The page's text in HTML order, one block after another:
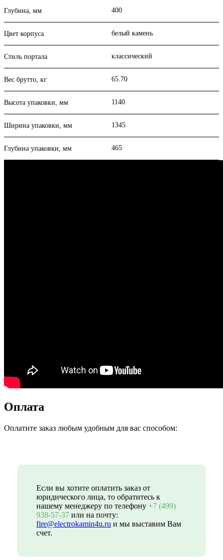
Глубина, мм 400
Цвет корпуса белый камень
Стиль портала классический
Вес брутто, кг 65.70
Высота упаковки, мм 1140
Ширина упаковки, мм 1345
Глубина упаковки, мм 465
Оплата
Оплатите заказ любым удобным для вас способом:
Если вы хотите оплатить заказ от
юридического лица, то обратитесь к
нашему менеджеру по телефону +7 (499)
938-57-37или на почту:
fire@electrokamin4u.ru и мы выставим Вам
счет.